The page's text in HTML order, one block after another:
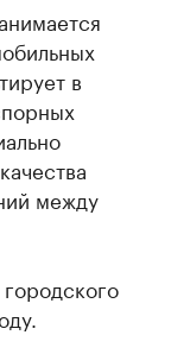
в
между